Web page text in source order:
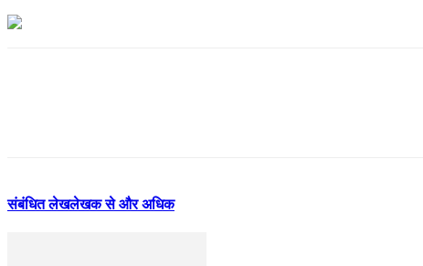
संबंधित लेखलेखक से और अधिक